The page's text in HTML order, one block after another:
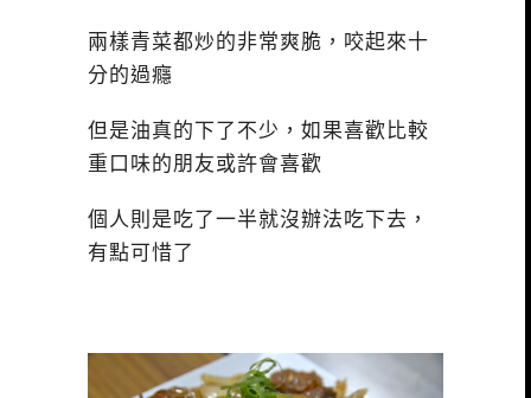
兩樣青菜都炒的非常爽脆，咬起來十
分的過癮
但是油真的下了不少，如果喜歡比較
重口味的朋友或許會喜歡
個人則是吃了一半就沒辦法吃下去，
有點可惜了